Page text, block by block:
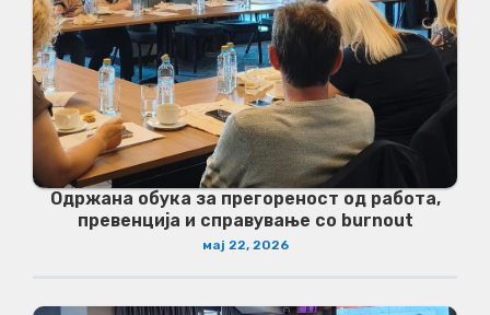
Одржана обука за прегореност од работа,
превенција и справување со burnout
мај 22, 2026